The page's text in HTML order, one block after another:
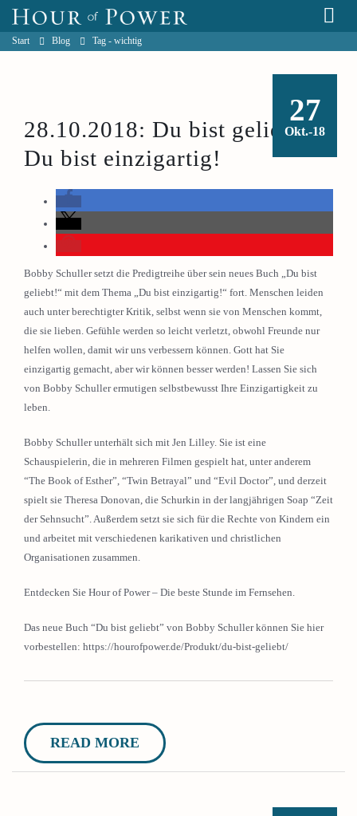
Start Blog Tag - wichtig
27
Okt.-18
28.10.2018: Du bist geliebt –
Du bist einzigartig!
Bobby Schuller setzt die Predigtreihe über sein neues Buch „Du bist
geliebt!“ mit dem Thema „Du bist einzigartig!“ fort. Menschen leiden
auch unter berechtigter Kritik, selbst wenn sie von Menschen kommt,
die sie lieben. Gefühle werden so leicht verletzt, obwohl Freunde nur
helfen wollen, damit wir uns verbessern können. Gott hat Sie
einzigartig gemacht, aber wir können besser werden! Lassen Sie sich
von Bobby Schuller ermutigen selbstbewusst Ihre Einzigartigkeit zu
leben.
Bobby Schuller unterhält sich mit Jen Lilley. Sie ist eine
Schauspielerin, die in mehreren Filmen gespielt hat, unter anderem
“The Book of Esther”, “Twin Betrayal” und “Evil Doctor”, und derzeit
spielt sie Theresa Donovan, die Schurkin in der langjährigen Soap “Zeit
der Sehnsucht”. Außerdem setzt sie sich für die Rechte von Kindern ein
und arbeitet mit verschiedenen karikativen und christlichen
Organisationen zusammen.
Entdecken Sie Hour of Power – Die beste Stunde im Fernsehen.
Das neue Buch “Du bist geliebt” von Bobby Schuller können Sie hier
vorbestellen: https://hourofpower.de/Produkt/du-bist-geliebt/
READ MORE